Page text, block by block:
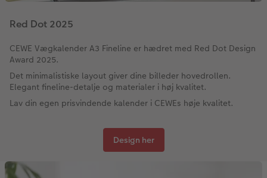
Red Dot 2025
CEWE Vægkalender A3 Fineline er hædret med Red Dot Design
Award 2025.
Det minimalistiske layout giver dine billeder hovedrollen.
Elegant fineline-detalje og materialer i høj kvalitet.
Lav din egen prisvindende kalender i CEWEs høje kvalitet.
Design her